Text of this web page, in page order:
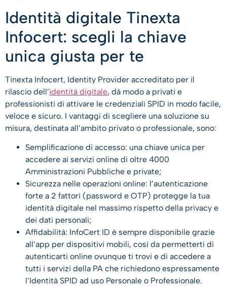
Identità digitale Tinexta
Infocert: scegli la chiave
unica giusta per te
Tinexta Infocert, Identity Provider accreditato per il
rilascio dell’identità digitale, dà modo a privati e
professionisti di attivare le credenziali SPID in modo facile,
veloce e sicuro. I vantaggi di scegliere una soluzione su
misura, destinata all’ambito privato o professionale, sono:
Semplificazione di accesso: una chiave unica per
accedere ai servizi online di oltre 4000
Amministrazioni Pubbliche e private;
Sicurezza nelle operazioni online: l’autenticazione
forte a 2 fattori (password e OTP) protegge la tua
identità digitale nel massimo rispetto della privacy e
dei dati personali;
Affidabilità: InfoCert ID è sempre disponibile grazie
all’app per dispositivi mobili, così da permetterti di
autenticarti online ovunque ti trovi e di accedere a
tutti i servizi della PA che richiedono espressamente
l’Identità SPID ad uso Personale o Professionale.